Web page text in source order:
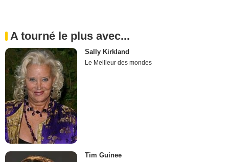
A tourné le plus avec...
Sally Kirkland
Le Meilleur des mondes
Tim Guinee